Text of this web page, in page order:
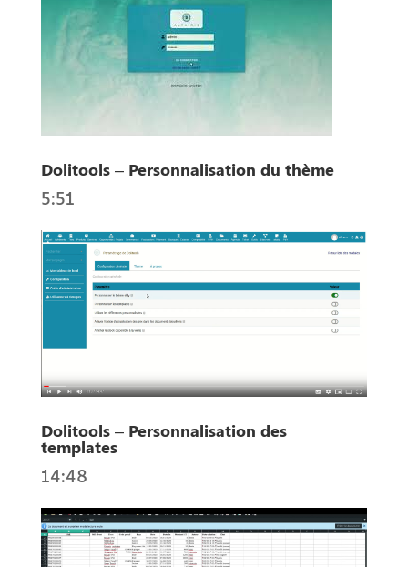
Dolitools – Personnalisation du thème
5:51
Dolitools – Personnalisation des
templates
14:48